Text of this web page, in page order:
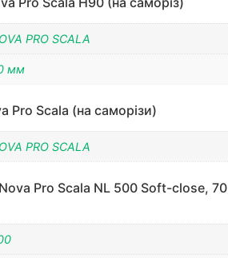
PRO SCALA
мм
Pro Scala (на саморізи)
PRO SCALA
Pro Scala NL 500 Soft-close, 70